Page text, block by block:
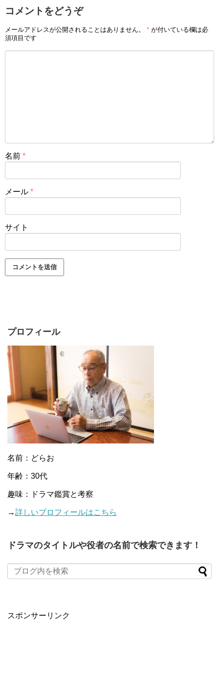
コメントをどうぞ
メールアドレスが公開されることはありません。 * が付いている欄は必
須項目です
名前 *
メール *
サイト
プロフィール
名前：どらお
年齢：30代
趣味：ドラマ鑑賞と考察
→詳しいプロフィールはこちら
ドラマのタイトルや役者の名前で検索できます！
スポンサーリンク